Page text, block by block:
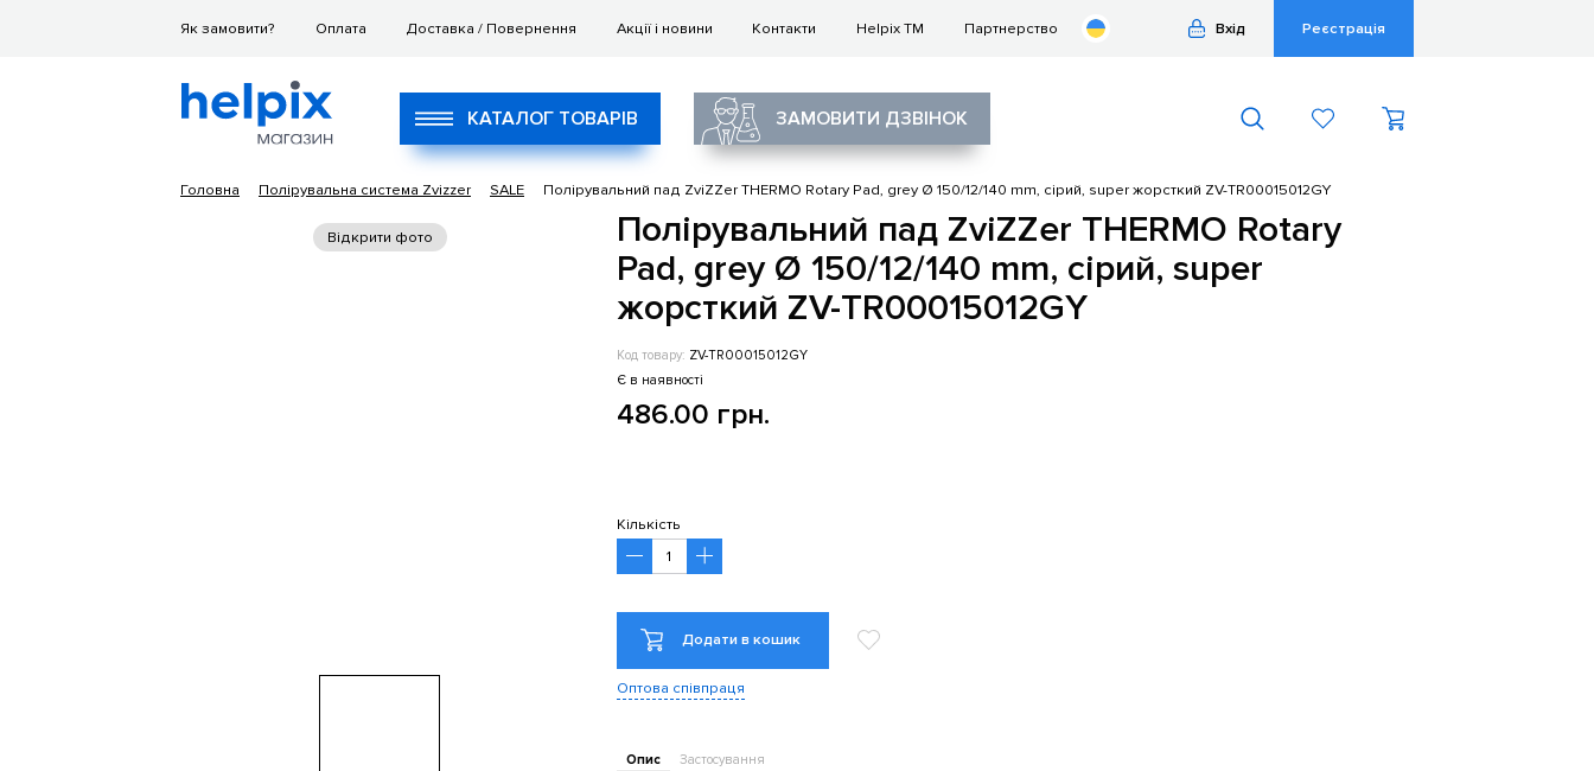
Як замовити? Оплата Доставка / Повернення Акції і новини Контакти Helpix TM Партнерство Вхід Реєстрація
КАТАЛОГ ТОВАРІВ ЗАМОВИТИ ДЗВІНОК
Головна Полірувальна система Zvizzer SALE Полірувальний пад ZviZZer THERMO Rotary Pad, grey Ø 150/12/140 mm, сірий, super жорсткий ZV-TR00015012GY
Відкрити фото
Полірувальний пад ZviZZer THERMO Rotary
Pad, grey Ø 150/12/140 mm, сірий, super
жорсткий ZV-TR00015012GY
Код товару: ZV-TR00015012GY
Є в наявності
486.00 грн.
Кількість
Додати в кошик
Оптова співпраця
Опис Застосування